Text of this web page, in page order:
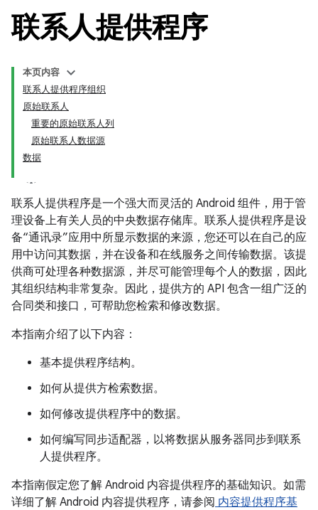
联系人提供程序
本页内容
联系人提供程序组织
原始联系人
重要的原始联系人列
原始联系人数据源
数据
联系人提供程序是一个强大而灵活的 Android 组件，用于管
理设备上有关人员的中央数据存储库。联系人提供程序是设
备“通讯录”应用中所显示数据的来源，您还可以在自己的应
用中访问其数据，并在设备和在线服务之间传输数据。该提
供商可处理各种数据源，并尽可能管理每个人的数据，因此
其组织结构非常复杂。因此，提供方的 API 包含一组广泛的
合同类和接口，可帮助您检索和修改数据。
本指南介绍了以下内容：
基本提供程序结构。
如何从提供方检索数据。
如何修改提供程序中的数据。
如何编写同步适配器，以将数据从服务器同步到联系
人提供程序。
本指南假定您了解 Android 内容提供程序的基础知识。如需
详细了解 Android 内容提供程序，请参阅 内容提供程序基